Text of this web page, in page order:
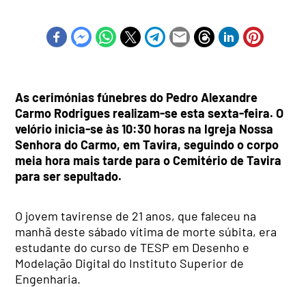
As cerimónias fúnebres do Pedro Alexandre
Carmo Rodrigues realizam-se esta sexta-feira. O
velório inicia-se às 10:30 horas na Igreja Nossa
Senhora do Carmo, em Tavira, seguindo o corpo
meia hora mais tarde para o Cemitério de Tavira
para ser sepultado.
O jovem tavirense de 21 anos, que faleceu na
manhã deste sábado vítima de morte súbita, era
estudante do curso de TESP em Desenho e
Modelação Digital do Instituto Superior de
Engenharia.